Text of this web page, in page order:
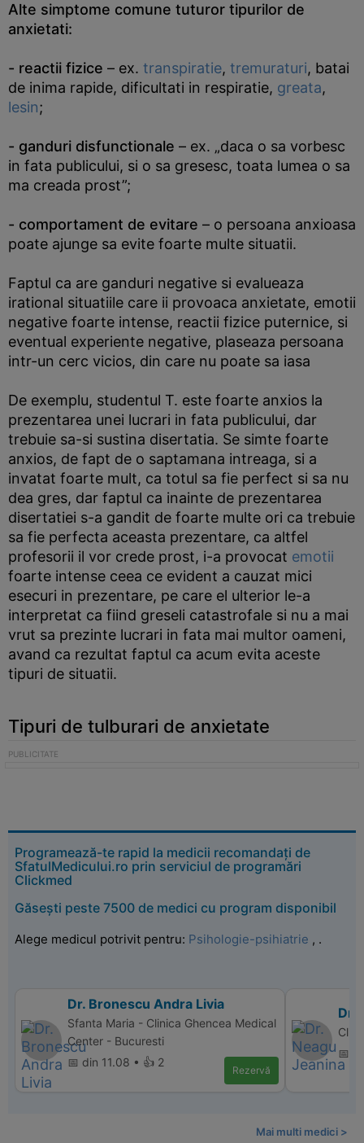
Alte simptome comune tuturor tipurilor de
anxietati:
- reactii fizice – ex. transpiratie, tremuraturi, batai
de inima rapide, dificultati in respiratie, greata,
lesin;
- ganduri disfunctionale – ex. „daca o sa vorbesc
in fata publicului, si o sa gresesc, toata lumea o sa
ma creada prost”;
- comportament de evitare – o persoana anxioasa
poate ajunge sa evite foarte multe situatii.
Faptul ca are ganduri negative si evalueaza
irational situatiile care ii provoaca anxietate, emotii
negative foarte intense, reactii fizice puternice, si
eventual experiente negative, plaseaza persoana
intr-un cerc vicios, din care nu poate sa iasa
De exemplu, studentul T. este foarte anxios la
prezentarea unei lucrari in fata publicului, dar
trebuie sa-si sustina disertatia. Se simte foarte
anxios, de fapt de o saptamana intreaga, si a
invatat foarte mult, ca totul sa fie perfect si sa nu
dea gres, dar faptul ca inainte de prezentarea
disertatiei s-a gandit de foarte multe ori ca trebuie
sa fie perfecta aceasta prezentare, ca altfel
profesorii il vor crede prost, i-a provocat emotii
foarte intense ceea ce evident a cauzat mici
esecuri in prezentare, pe care el ulterior le-a
interpretat ca fiind greseli catastrofale si nu a mai
vrut sa prezinte lucrari in fata mai multor oameni,
avand ca rezultat faptul ca acum evita aceste
tipuri de situatii.
Tipuri de tulburari de anxietate
Programează-te rapid la medicii recomandați de
SfatulMedicului.ro prin serviciul de programări
Clickmed
Găsești peste 7500 de medici cu program disponibil
Alege medicul potrivit pentru: Psihologie-psihiatrie , .
Dr. Bronescu Andra Livia
Sfanta Maria - Clinica Ghencea Medical
Center - Bucuresti
📅 din 11.08 • 👍 2
Rezervă
Dr.
📅
Mai multi medici >